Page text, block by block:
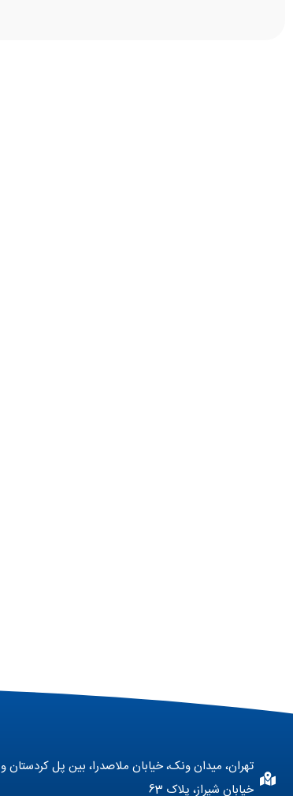
تهران، میدان ونک، خیابان ملاصدرا، بین پل کردستان و
خیابان شیراز، پلاک 63